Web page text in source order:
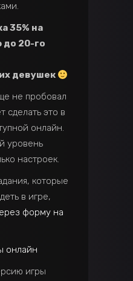
35% на
до 20-го
девушек
не пробовал
сделать это в
онлайн.
уровень
настроек.
которые
в игре,
форму на
онлайн
игры